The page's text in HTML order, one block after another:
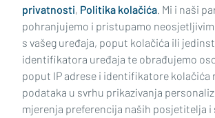
VIDI STARIJE ČLANKE
privatnosti, Politika kolačića. Mi i naši
pohranjujemo i pristupamo
s vašeg uređaja, poput kolačića ili
identifikatora uređaja te obrađujemo
poput IP adrese i identifikatore kolačića
podataka u svrhu prikazivanja
mjerenja preferencija naših posjetitelja i